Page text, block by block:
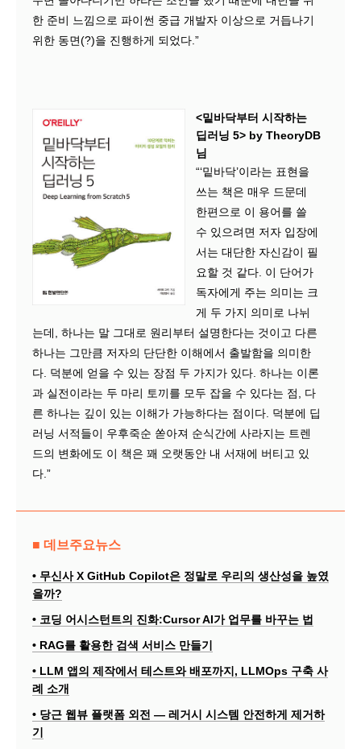
한 준비 느낌으로 파이썬 중급 개발자 이상으로 거듭나기
위한 동면(?)을 진행하게 되었다.”
<밑바닥부터 시작하는
딥러닝 5> by TheoryDB
님
“‘밑바닥’이라는 표현을
쓰는 책은 매우 드문데
한편으로 이 용어를 쓸
수 있으려면 저자 입장에
서는 대단한 자신감이 필
요할 것 같다. 이 단어가
독자에게 주는 의미는 크
게 두 가지 의미로 나뉘
는데, 하나는 말 그대로 원리부터 설명한다는 것이고 다른
하나는 그만큼 저자의 단단한 이해에서 출발함을 의미한
다. 덕분에 얻을 수 있는 장점 두 가지가 있다. 하나는 이론
과 실전이라는 두 마리 토끼를 모두 잡을 수 있다는 점, 다
른 하나는 깊이 있는 이해가 가능하다는 점이다. 덕분에 딥
러닝 서적들이 우후죽순 쏟아져 순식간에 사라지는 트렌
드의 변화에도 이 책은 꽤 오랫동안 내 서재에 버티고 있
다.”
■ 데브주요뉴스
• 무신사 X GitHub Copilot은 정말로 우리의 생산성을 높였
을까?
• 코딩 어시스턴트의 진화:Cursor AI가 업무를 바꾸는 법
• RAG를 활용한 검색 서비스 만들기
• LLM 앱의 제작에서 테스트와 배포까지, LLMOps 구축 사
례 소개
• 당근 웹뷰 플랫폼 외전 — 레거시 시스템 안전하게 제거하
기